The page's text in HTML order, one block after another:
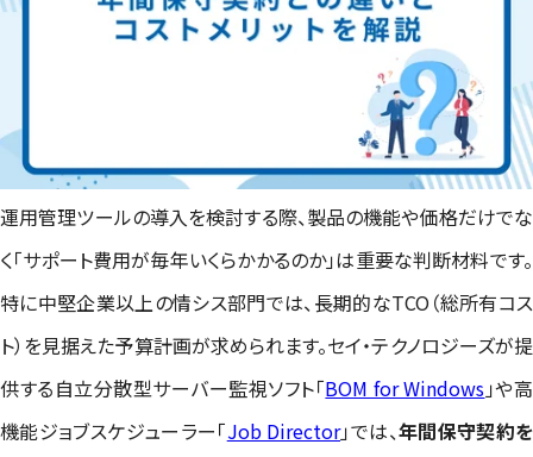
運用管理ツールの導入を検討する際、製品の機能や価格だけでな
く「サポート費用が毎年いくらかかるのか」は重要な判断材料です。
特に中堅企業以上の情シス部門では、長期的なTCO（総所有コス
ト）を見据えた予算計画が求められます。セイ・テクノロジーズが提
供する自立分散型サーバー監視ソフト「BOM for Windows 」や高
機能ジョブスケジューラー「Job Director」では、年間保守契約を